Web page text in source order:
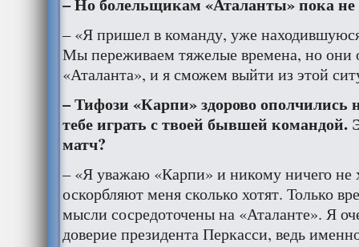
– «Я пришел в команду, уже
Мы переживаем тяжелые времена, но они
«Аталанта», и я сможем выйти из этой
– Тифози «Карпи» здорово ополчились
тебе играть с твоей бывшей командой.
матч?
– «Я уважаю «Карпи» и никому ничего не
оскорбляют меня сколько хотят. Только
мысли сосредоточены на «Аталанте». Я
доверие президента Перкасси, ведь